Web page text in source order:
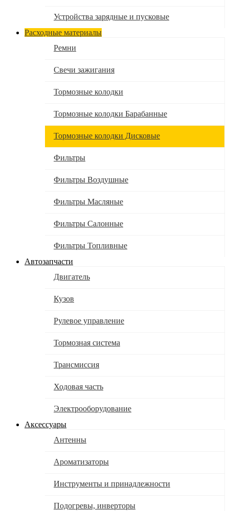
Устройства зарядные и пусковые
Расходные материалы
Ремни
Свечи зажигания
Тормозные колодки
Тормозные колодки Барабанные
Тормозные колодки Дисковые
Фильтры
Фильтры Воздушные
Фильтры Масляные
Фильтры Салонные
Фильтры Топливные
Автозапчасти
Двигатель
Кузов
Рулевое управление
Тормозная система
Трансмиссия
Ходовая часть
Электрооборудование
Аксессуары
Антенны
Ароматизаторы
Инструменты и принадлежности
Подогревы, инверторы